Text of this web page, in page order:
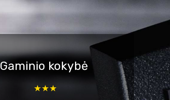
Gaminio kokybė
★★★